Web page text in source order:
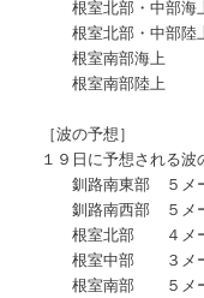
根室北部・中部
根室北部・中部
根室南部海上
根室南部陸上
［波の予想］
１９日に予想される波
釧路南東部 ５メ
釧路南西部 ５メ
根室北部 ４メ
根室中部 ３メ
根室南部 ５メ